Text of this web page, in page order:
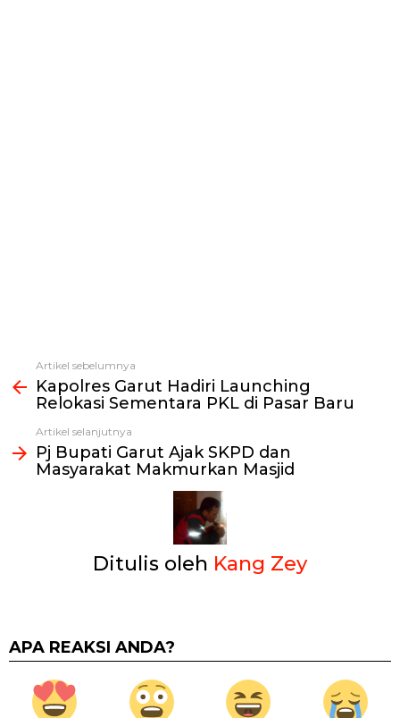
Lihat
selengkapnya
Artikel sebelumnya
Kapolres Garut Hadiri Launching
Relokasi Sementara PKL di Pasar Baru
Artikel selanjutnya
Pj Bupati Garut Ajak SKPD dan
Masyarakat Makmurkan Masjid
Ditulis oleh Kang Zey
APA REAKSI ANDA?